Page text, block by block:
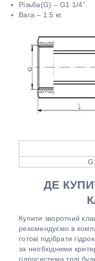
Різьба(G) – G1 1/4”.
Вага – 1.5 кг.
ДЕ
Купити зворотний
рекомендуємо в
готові підібрати
за необхідними
гідросистема тоді